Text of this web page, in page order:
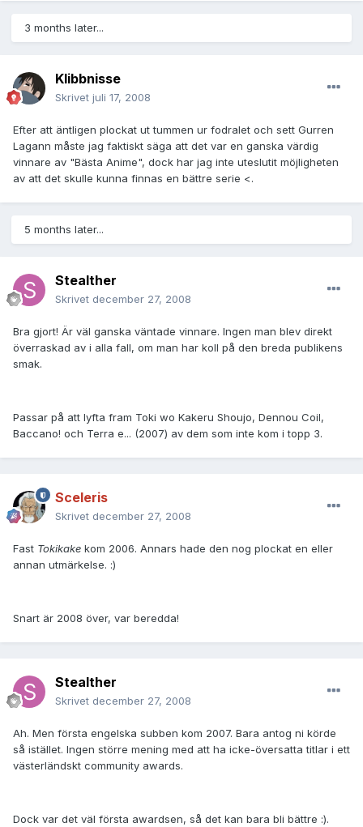
3 months later...
Klibbnisse
Skrivet juli 17, 2008
Efter att äntligen plockat ut tummen ur fodralet och sett Gurren
Lagann måste jag faktiskt säga att det var en ganska värdig
vinnare av "Bästa Anime", dock har jag inte uteslutit möjligheten
av att det skulle kunna finnas en bättre serie <.
5 months later...
Stealther
Skrivet december 27, 2008
Bra gjort! Är väl ganska väntade vinnare. Ingen man blev direkt
överraskad av i alla fall, om man har koll på den breda publikens
smak.
Passar på att lyfta fram Toki wo Kakeru Shoujo, Dennou Coil,
Baccano! och Terra e... (2007) av dem som inte kom i topp 3.
Sceleris
Skrivet december 27, 2008
Fast Tokikake kom 2006. Annars hade den nog plockat en eller
annan utmärkelse. :)
Snart är 2008 över, var beredda!
Stealther
Skrivet december 27, 2008
Ah. Men första engelska subben kom 2007. Bara antog ni körde
så istället. Ingen större mening med att ha icke-översatta titlar i ett
västerländskt community awards.
Dock var det väl första awardsen, så det kan bara bli bättre :).